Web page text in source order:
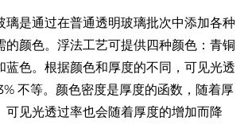
璃是通过在普通透明玻璃批次中添加各种
的颜色。浮法工艺可提供四种颜色：青铜
蓝色。根据颜色和厚度的不同，可见光透
不等。颜色密度是厚度的函数，随着厚
可见光透过率也会随着厚度的增加而降